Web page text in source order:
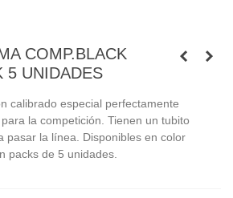
COMP.BLACK
5 UNIDADES
calibrado especial perfectamente
la competición. Tienen un tubito
pasar la línea. Disponibles en color
packs de 5 unidades.